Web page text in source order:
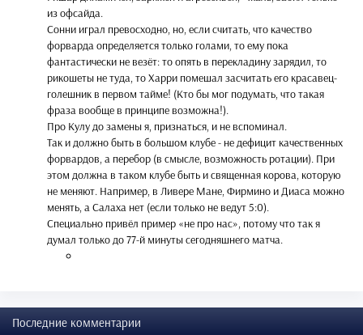
из офсайда.
Сонни играл превосходно, но, если считать, что качество
форварда определяется только голами, то ему пока
фантастически не везёт: то опять в перекладину зарядил, то
рикошеты не туда, то Харри помешал засчитать его красавец-
голешник в первом тайме! (Кто бы мог подумать, что такая
фраза вообще в принципе возможна!).
Про Кулу до замены я, признаться, и не вспоминал.
Так и должно быть в большом клубе - не дефицит качественных
форвардов, а перебор (в смысле, возможность ротации). При
этом должна в таком клубе быть и священная корова, которую
не меняют. Например, в Ливере Мане, Фирмино и Диаса можно
менять, а Салаха нет (если только не ведут 5:0).
Специально привёл пример «не про нас», потому что так я
думал только до 77-й минуты сегодняшнего матча.
Последние комментарии